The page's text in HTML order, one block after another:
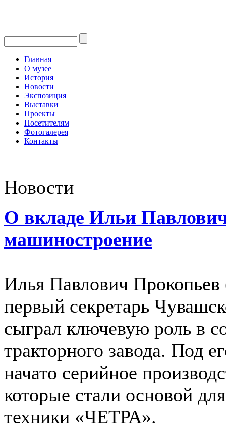
Главная
О музее
История
Новости
Экспозиция
Выставки
Проекты
Посетителям
Фотогалерея
Контакты
Новости
О вкладе Ильи
машиностроение
Илья Павлович
первый секретарь
сыграл ключевую роль в
тракторного завода. Под
начато серийное
которые стали основой
техники «ЧЕТРА».